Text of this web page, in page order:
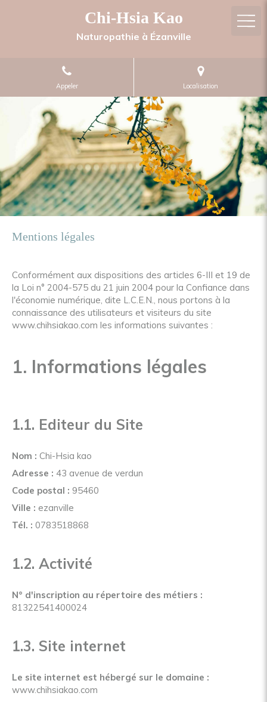
Chi-Hsia Kao
Naturopathie à Ézanville
Appeler Localisation
Mentions légales
Conformément aux dispositions des articles 6-III et 19 de
la Loi n° 2004-575 du 21 juin 2004 pour la Confiance dans
l'économie numérique, dite L.C.E.N., nous portons à la
connaissance des utilisateurs et visiteurs du site
www.chihsiakao.com les informations suivantes :
1. Informations légales
1.1. Editeur du Site
Nom : Chi-Hsia kao
Adresse : 43 avenue de verdun
Code postal : 95460
Ville : ezanville
Tél. : 0783518868
1.2. Activité
N° d'inscription au répertoire des métiers :
81322541400024
1.3. Site internet
Le site internet est hébergé sur le domaine :
www.chihsiakao.com